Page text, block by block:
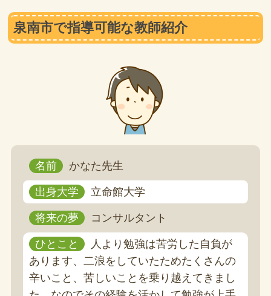
泉南市で指導可能な教師紹介
名前 かなた先生
出身大学 立命館大学
将来の夢 コンサルタント
ひとこと
人より勉強は苦労した自負が
あります、二浪をしていたためたくさんの
辛いこと、苦しいことを乗り越えてきまし